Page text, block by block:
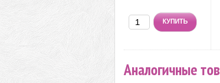
Аналогичные